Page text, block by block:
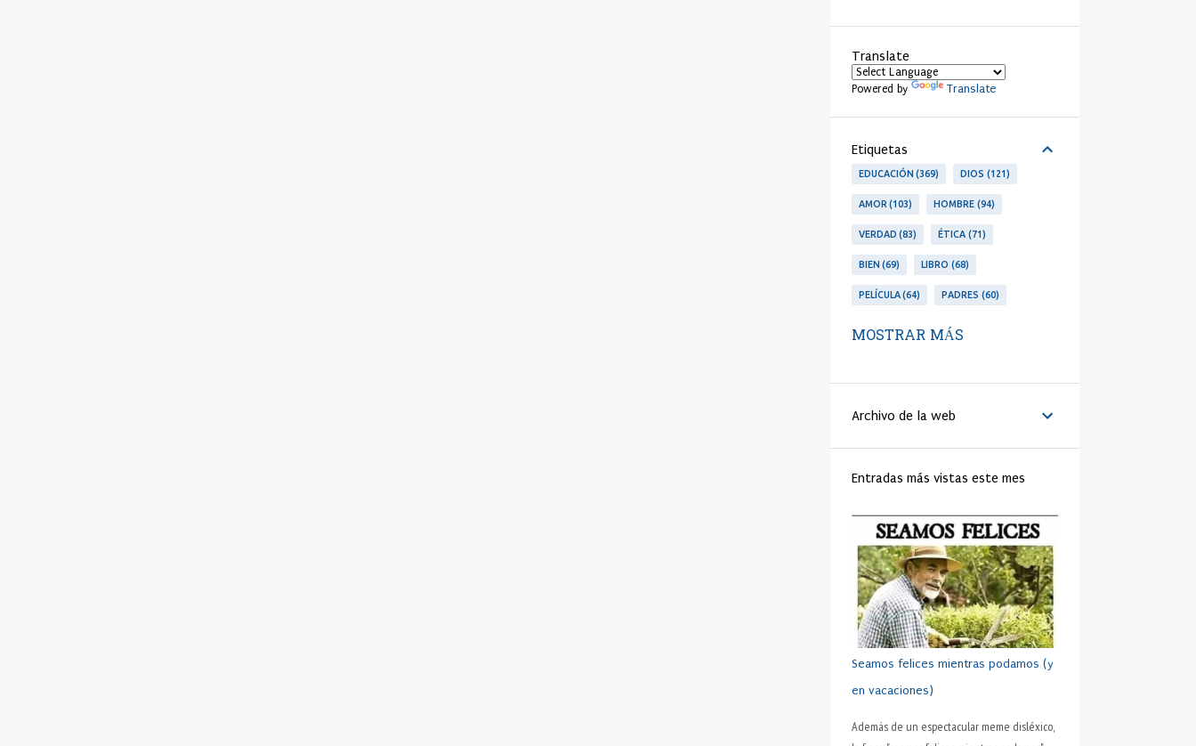
Translate
Powered by Translate
Etiquetas
EDUCACIÓN 369 DIOS 121
AMOR 103 HOMBRE 94
VERDAD 83 ÉTICA 71
BIEN 69 LIBRO 68
PELÍCULA 64 PADRES 60
PERSONA
BENEDICTO XVI 44
MATRIMONIO 44
RELIGIÓN 41 FAMILIA 40
TRABAJO 40 JÓVENES 39
IGLESIA 37 MORAL 37
SHAKESPEARE 35 DINERO 35
CRISTIANISMO 34 HUMANO 34
PRUDENCIA 34 METÁFORA 33
32 ADOLESCENTE 31
HOMBRES 31
MOSTRAR MÁS
Archivo de la web
Entradas más vistas este mes
Seamos felices mientras podamos (y
en vacaciones)
Además de un espectacular meme disléxico,